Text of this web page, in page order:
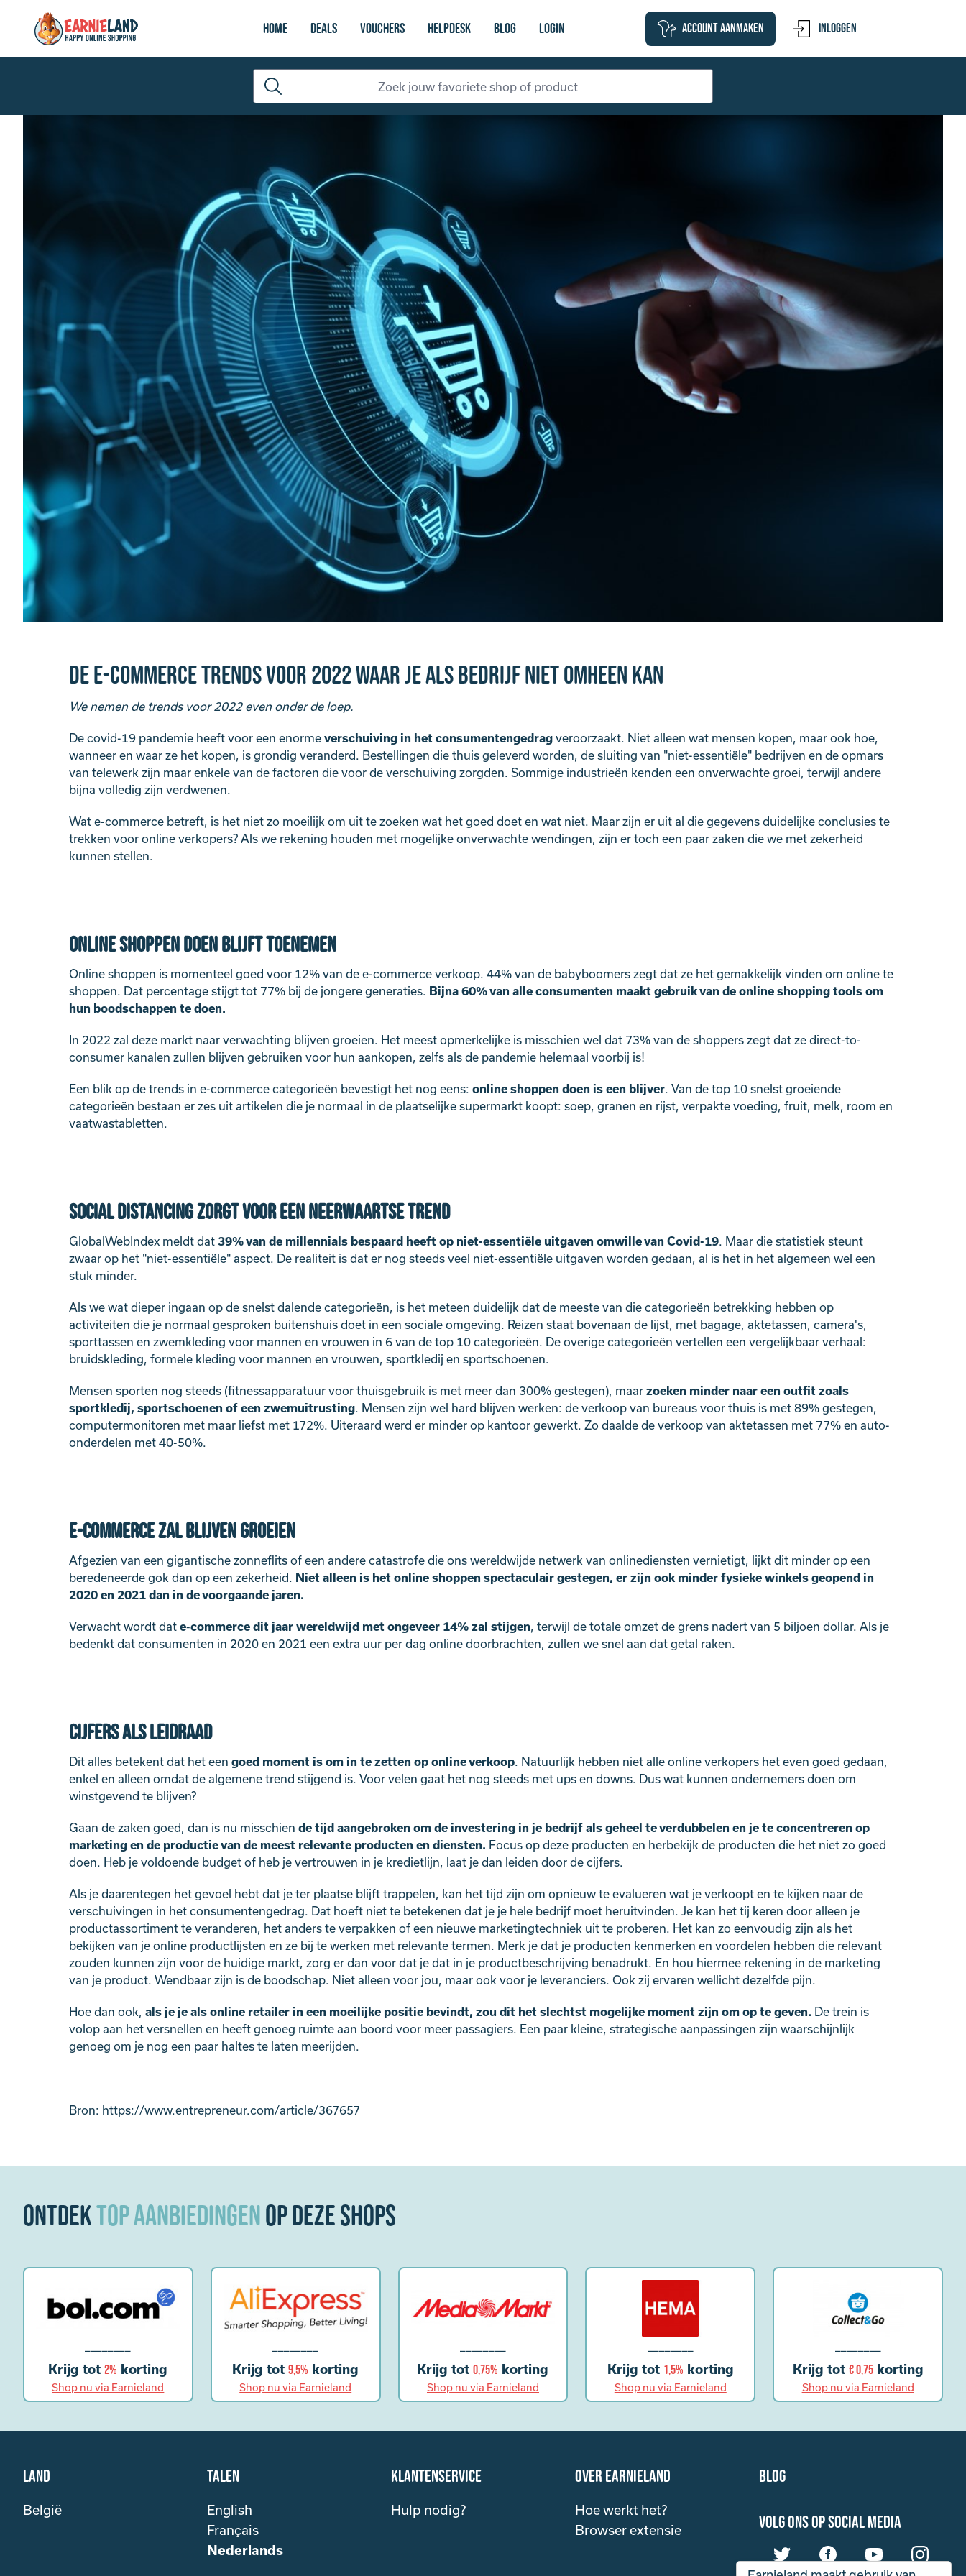
Home Deals vouchers Helpdesk Blog login Account aanmaken Inloggen
De e-commerce trends voor 2022 waar je als bedrijf niet omheen kan
We nemen de trends voor 2022 even onder de loep.
De covid-19 pandemie heeft voor een enorme verschuiving in het consumentengedrag veroorzaakt. Niet alleen wat mensen kopen, maar ook hoe,
wanneer en waar ze het kopen, is grondig veranderd. Bestellingen die thuis geleverd worden, de sluiting van "niet-essentiële" bedrijven en de opmars
van telewerk zijn maar enkele van de factoren die voor de verschuiving zorgden. Sommige industrieën kenden een onverwachte groei, terwijl andere
bijna volledig zijn verdwenen.
Wat e-commerce betreft, is het niet zo moeilijk om uit te zoeken wat het goed doet en wat niet. Maar zijn er uit al die gegevens duidelijke conclusies te
trekken voor online verkopers? Als we rekening houden met mogelijke onverwachte wendingen, zijn er toch een paar zaken die we met zekerheid
kunnen stellen.
Online shoppen doen blijft toenemen
Online shoppen is momenteel goed voor 12% van de e-commerce verkoop. 44% van de babyboomers zegt dat ze het gemakkelijk vinden om online te
shoppen. Dat percentage stijgt tot 77% bij de jongere generaties. Bijna 60% van alle consumenten maakt gebruik van de online shopping tools om
hun boodschappen te doen.
In 2022 zal deze markt naar verwachting blijven groeien. Het meest opmerkelijke is misschien wel dat 73% van de shoppers zegt dat ze direct-to-
consumer kanalen zullen blijven gebruiken voor hun aankopen, zelfs als de pandemie helemaal voorbij is!
Een blik op de trends in e-commerce categorieën bevestigt het nog eens: online shoppen doen is een blijver. Van de top 10 snelst groeiende
categorieën bestaan er zes uit artikelen die je normaal in de plaatselijke supermarkt koopt: soep, granen en rijst, verpakte voeding, fruit, melk, room en
vaatwastabletten.
Social distancing zorgt voor een neerwaartse trend
GlobalWebIndex meldt dat 39% van de millennials bespaard heeft op niet-essentiële uitgaven omwille van Covid-19. Maar die statistiek steunt
zwaar op het "niet-essentiële" aspect. De realiteit is dat er nog steeds veel niet-essentiële uitgaven worden gedaan, al is het in het algemeen wel een
stuk minder.
Als we wat dieper ingaan op de snelst dalende categorieën, is het meteen duidelijk dat de meeste van die categorieën betrekking hebben op
activiteiten die je normaal gesproken buitenshuis doet in een sociale omgeving. Reizen staat bovenaan de lijst, met bagage, aktetassen, camera's,
sporttassen en zwemkleding voor mannen en vrouwen in 6 van de top 10 categorieën. De overige categorieën vertellen een vergelijkbaar verhaal:
bruidskleding, formele kleding voor mannen en vrouwen, sportkledij en sportschoenen.
Mensen sporten nog steeds (fitnessapparatuur voor thuisgebruik is met meer dan 300% gestegen), maar zoeken minder naar een outfit zoals
sportkledij, sportschoenen of een zwemuitrusting. Mensen zijn wel hard blijven werken: de verkoop van bureaus voor thuis is met 89% gestegen,
computermonitoren met maar liefst met 172%. Uiteraard werd er minder op kantoor gewerkt. Zo daalde de verkoop van aktetassen met 77% en auto-
onderdelen met 40-50%.
E-commerce zal blijven groeien
Afgezien van een gigantische zonneflits of een andere catastrofe die ons wereldwijde netwerk van onlinediensten vernietigt, lijkt dit minder op een
beredeneerde gok dan op een zekerheid. Niet alleen is het online shoppen spectaculair gestegen, er zijn ook minder fysieke winkels geopend in
2020 en 2021 dan in de voorgaande jaren.
Verwacht wordt dat e-commerce dit jaar wereldwijd met ongeveer 14% zal stijgen, terwijl de totale omzet de grens nadert van 5 biljoen dollar. Als je
bedenkt dat consumenten in 2020 en 2021 een extra uur per dag online doorbrachten, zullen we snel aan dat getal raken.
Cijfers als leidraad
Dit alles betekent dat het een goed moment is om in te zetten op online verkoop. Natuurlijk hebben niet alle online verkopers het even goed gedaan,
enkel en alleen omdat de algemene trend stijgend is. Voor velen gaat het nog steeds met ups en downs. Dus wat kunnen ondernemers doen om
winstgevend te blijven?
Gaan de zaken goed, dan is nu misschien de tijd aangebroken om de investering in je bedrijf als geheel te verdubbelen en je te concentreren op
marketing en de productie van de meest relevante producten en diensten. Focus op deze producten en herbekijk de producten die het niet zo goed
doen. Heb je voldoende budget of heb je vertrouwen in je kredietlijn, laat je dan leiden door de cijfers.
Als je daarentegen het gevoel hebt dat je ter plaatse blijft trappelen, kan het tijd zijn om opnieuw te evalueren wat je verkoopt en te kijken naar de
verschuivingen in het consumentengedrag. Dat hoeft niet te betekenen dat je je hele bedrijf moet heruitvinden. Je kan het tij keren door alleen je
productassortiment te veranderen, het anders te verpakken of een nieuwe marketingtechniek uit te proberen. Het kan zo eenvoudig zijn als het
bekijken van je online productlijsten en ze bij te werken met relevante termen. Merk je dat je producten kenmerken en voordelen hebben die relevant
zouden kunnen zijn voor de huidige markt, zorg er dan voor dat je dat in je productbeschrijving benadrukt. En hou hiermee rekening in de marketing
van je product. Wendbaar zijn is de boodschap. Niet alleen voor jou, maar ook voor je leveranciers. Ook zij ervaren wellicht dezelfde pijn.
Hoe dan ook, als je je als online retailer in een moeilijke positie bevindt, zou dit het slechtst mogelijke moment zijn om op te geven. De trein is
volop aan het versnellen en heeft genoeg ruimte aan boord voor meer passagiers. Een paar kleine, strategische aanpassingen zijn waarschijnlijk
genoeg om je nog een paar haltes te laten meerijden.
Bron: https://www.entrepreneur.com/article/367657
OntdekTop aanbiedingenop deze shops
Krijg tot2% korting
Shop nu via Earnieland
Krijg tot9,5% korting
Shop nu via Earnieland
Krijg tot0,75% korting
Shop nu via Earnieland
Krijg tot 1,5% korting
Shop nu via Earnieland
Krijg tot € 0,75korting
Shop nu via Earnieland
Land
België
Talen
English
Français
Nederlands
klantenservice
Hulp nodig?
over Earnieland
Hoe werkt het?
Browser extensie
Blog
volg ons op social media